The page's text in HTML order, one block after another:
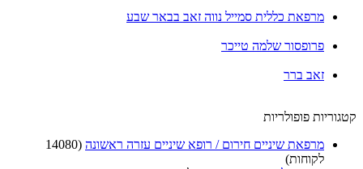
מרפאת כללית סמייל נווה זאב בבאר שבע
פרופסור שלמה טייכר
זאב ברר
קטגוריות פופולריות
מרפאת שיניים חירום / רופא שיניים עזרה ראשונה (14080
לקוחות)